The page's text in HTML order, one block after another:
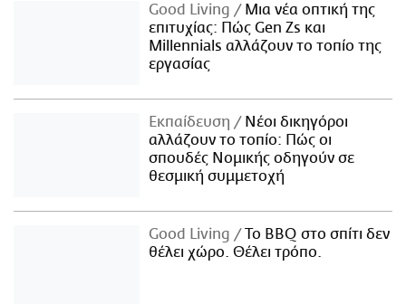
Good Living
Μια νέα οπτική της
επιτυχίας: Πώς Gen Zs και
Millennials αλλάζουν το τοπίο της
εργασίας
Εκπαίδευση
Νέοι δικηγόροι
αλλάζουν το τοπίο: Πώς οι
σπουδές Νομικής οδηγούν σε
θεσμική συμμετοχή
Good Living
Το BBQ στο σπίτι δεν
θέλει χώρο. Θέλει τρόπο.